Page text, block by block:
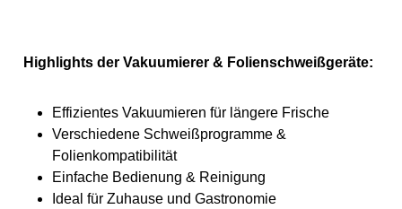
Highlights der Vakuumierer & Folienschweißgeräte:
Effizientes Vakuumieren für längere Frische
Verschiedene Schweißprogramme &
Folienkompatibilität
Einfache Bedienung & Reinigung
Ideal für Zuhause und Gastronomie